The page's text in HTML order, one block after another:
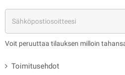
Voit peruuttaa tilauksen milloin
Toimitusehdot